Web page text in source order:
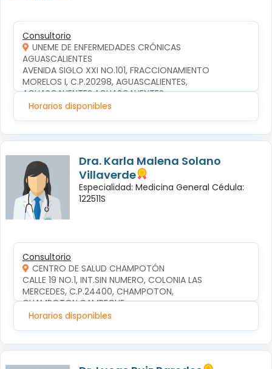
Consultorio
UNEME DE ENFERMEDADES CRÓNICAS
AGUASCALIENTES
AVENIDA SIGLO XXI NO.101, FRACCIONAMIENTO
MORELOS I, C.P.20298, AGUASCALIENTES,
AGUASCALIENTES,AGUASCALIENTES
Horarios disponibles
Dra. Karla Malena Solano
Villaverde
Especialidad: Medicina General Cédula:
122511S
Consultorio
CENTRO DE SALUD CHAMPOTÓN
CALLE 19 NO.1, INT.SIN NUMERO, COLONIA LAS
MERCEDES, C.P.24400, CHAMPOTON,
CHAMPOTON,CAMPECHE
Horarios disponibles